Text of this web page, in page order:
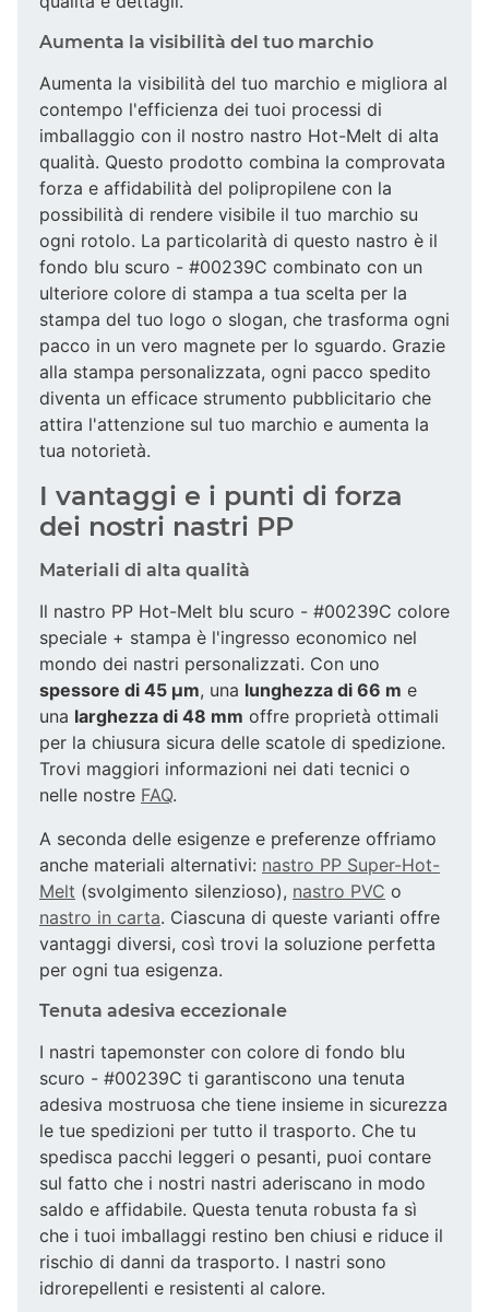
Aumenta la visibilità del tuo marchio
Aumenta la visibilità del tuo marchio e migliora al
contempo l'efficienza dei tuoi processi di
imballaggio con il nostro nastro Hot-Melt di alta
qualità. Questo prodotto combina la comprovata
forza e affidabilità del polipropilene con la
possibilità di rendere visibile il tuo marchio su
ogni rotolo. La particolarità di questo nastro è il
fondo blu scuro - #00239C combinato con un
ulteriore colore di stampa a tua scelta per la
stampa del tuo logo o slogan, che trasforma ogni
pacco in un vero magnete per lo sguardo. Grazie
alla stampa personalizzata, ogni pacco spedito
diventa un efficace strumento pubblicitario che
attira l'attenzione sul tuo marchio e aumenta la
tua notorietà.
I vantaggi e i punti di forza
dei nostri nastri PP
Materiali di alta qualità
Il nastro PP Hot-Melt blu scuro - #00239C colore
speciale + stampa è l'ingresso economico nel
mondo dei nastri personalizzati. Con uno
spessore di 45 µm, una lunghezza di 66 m e
una larghezza di 48 mm offre proprietà ottimali
per la chiusura sicura delle scatole di spedizione.
Trovi maggiori informazioni nei dati tecnici o
nelle nostre FAQ.
A seconda delle esigenze e preferenze offriamo
anche materiali alternativi: nastro PP Super-Hot-
Melt (svolgimento silenzioso), nastro PVC o
nastro in carta. Ciascuna di queste varianti offre
vantaggi diversi, così trovi la soluzione perfetta
per ogni tua esigenza.
Tenuta adesiva eccezionale
I nastri tapemonster con colore di fondo blu
scuro - #00239C ti garantiscono una tenuta
adesiva mostruosa che tiene insieme in sicurezza
le tue spedizioni per tutto il trasporto. Che tu
spedisca pacchi leggeri o pesanti, puoi contare
sul fatto che i nostri nastri aderiscano in modo
saldo e affidabile. Questa tenuta robusta fa sì
che i tuoi imballaggi restino ben chiusi e riduce il
rischio di danni da trasporto. I nastri sono
idrorepellenti e resistenti al calore.